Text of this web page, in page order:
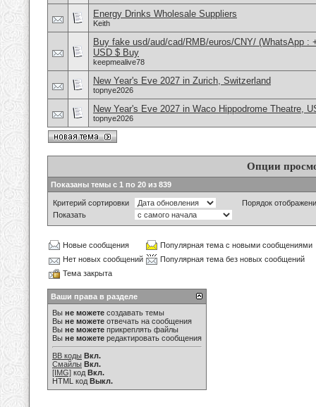
Energy Drinks Wholesale Suppliers
Keith
Buy fake usd/aud/cad/RMB/euros/CNY/ (WhatsApp :
USD $ Buy
keepmealive78
New Year's Eve 2027 in Zurich, Switzerland
topnye2026
New Year's Eve 2027 in Waco Hippodrome Theatre,
topnye2026
Опции
Показаны темы с 1 по 20 из 839
Критерий сортировки
Порядок
Показать
Новые сообщения
Популярная тема с новыми сообщениями
Нет новых сообщений
Популярная тема без новых сообщений
Тема закрыта
Ваши права в разделе
Вы не можете создавать темы
Вы не можете отвечать на сообщения
Вы не можете прикреплять файлы
Вы не можете редактировать сообщения
BB коды Вкл.
Смайлы Вкл.
[IMG] код Вкл.
HTML код Выкл.